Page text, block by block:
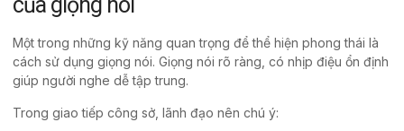
Một trong những kỹ năng quan trọng để thể hiện phong thái là
cách sử dụng giọng nói. Giọng nói rõ ràng, có nhịp điệu ổn định
giúp người nghe dễ tập trung.
Trong giao tiếp công sở, lãnh đạo nên chú ý: